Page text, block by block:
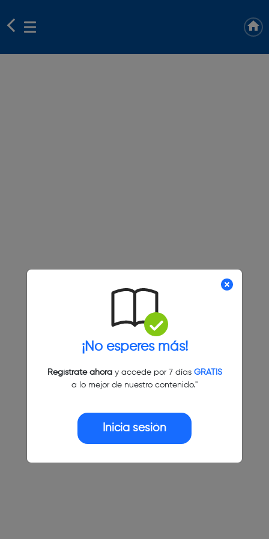
¡No esperes más!
Regístrate ahoray accede por 7 días GRATIS
a lo mejor de nuestro contenido."
Inicia sesión